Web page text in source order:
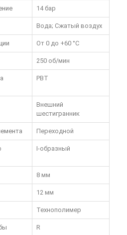
14 бар
Вода; Сжатый воздух
От 0 до +60 °C
250 об/мин
PBT
Внешний
шестигранник
Переходной
I-образный
8 мм
12 мм
Технополимер
R